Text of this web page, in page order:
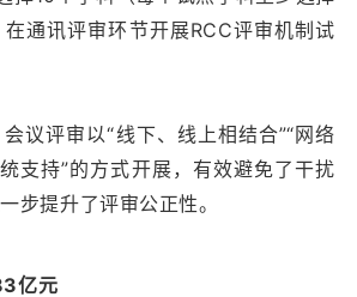
通讯评审环节开展RCC评审机制试
议评审以“线下、线上相结合”“网络
支持”的方式开展，有效避免了干扰
步提升了评审公正性。
亿元